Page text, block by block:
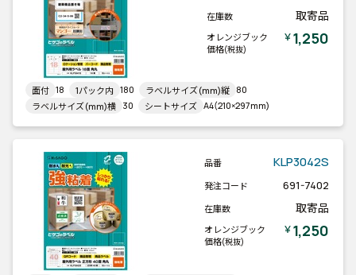
在庫数 取寄品
オレンジブック
価格(税抜)
￥1,250
面付 18 1パック内 180 ラベルサイズ(mm)縦 80
ラベルサイズ(mm)横 30 シートサイズ A4(210×297mm)
品番 KLP3042S
発注コード 691-7402
在庫数 取寄品
オレンジブック
価格(税抜)
￥1,250